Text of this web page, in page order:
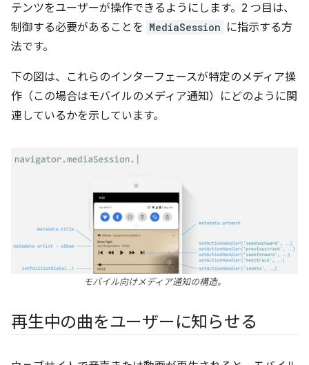
テンツをユーザーが操作できるようにします。2 つ目は、
制御する必要があることを MediaSession に指示する方
法です。
下の図は、これらのインターフェースが特定のメディア操
作（この場合はモバイルのメディア通知）にどのように関
連しているかを示しています。
モバイル向けメディア通知の構造。
再生中の曲をユーザーに知らせる